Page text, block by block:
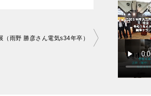
雨野 勝彦さん電気s34年卒）